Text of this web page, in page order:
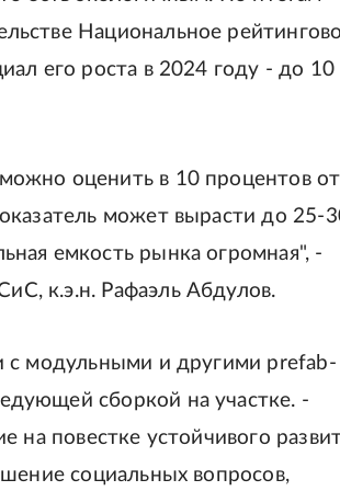
Национальное
его роста в 2024 году - до 10
оценить в 10 процентов от
может вырасти до 25-
емкость рынка огромная", -
к.э.н. Рафаэль Абдулов.
с модульными и другими prefab-
сборкой на участке. -
на повестке устойчивого
социальных вопросов,